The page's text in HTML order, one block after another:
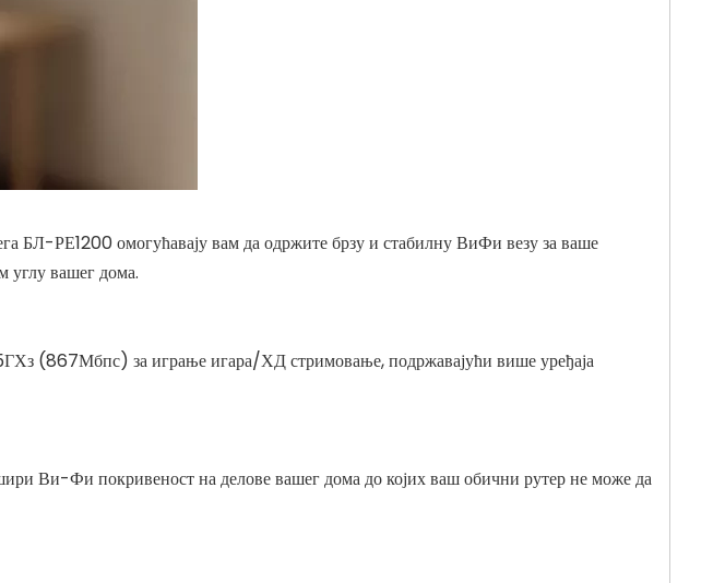
БЛ-РЕ1200 омогућавају вам да одржите брзу и стабилну ВиФи везу за ваше
углу вашег дома.
(867Мбпс) за играње игара/ХД стримовање, подржавајући више уређаја
Ви-Фи покривеност на делове вашег дома до којих ваш обични рутер не може да